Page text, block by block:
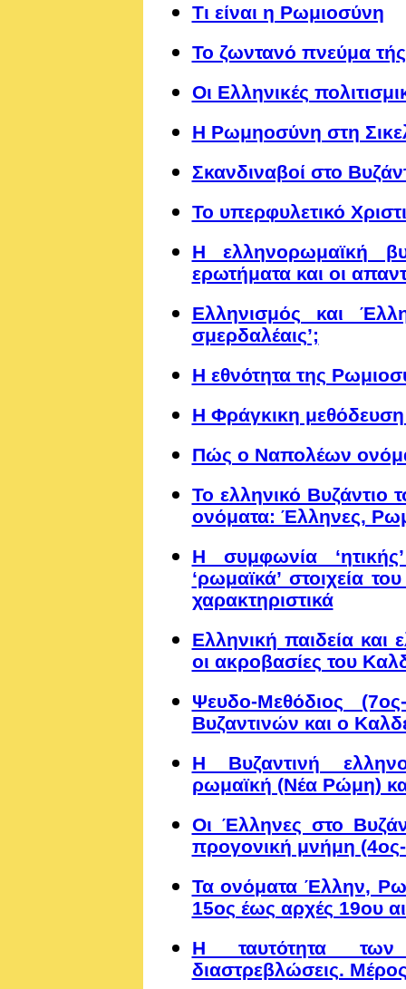
Τι είναι η Ρωμιοσύνη
Το ζωντανό πνεύμα
Οι Ελληνικές
Η Ρωμηοσύνη στη
Σκανδιναβοί στο
Το υπερφυλετικό
Η ελληνορωμαϊκή
ερωτήματα και οι
Ελληνισμός και
σμερδαλέαις’;
Η εθνότητα της
Η Φράγκικη
Πώς ο Ναπολέων
Το ελληνικό Βυζάντιο
ονόματα: Έλληνες,
Η συμφωνία
‘ρωμαϊκά’ στοιχεία
χαρακτηριστικά
Ελληνική παιδεία και
οι ακροβασίες του
Ψευδο-Μεθόδιος
Βυζαντινών και ο
Η Βυζαντινή
ρωμαϊκή (Νέα Ρώμη)
Οι Έλληνες στο
προγονική μνήμη
Τα ονόματα Έλλην,
15ος έως αρχές 19ου
Η ταυτότητα των
διαστρεβλώσεις.